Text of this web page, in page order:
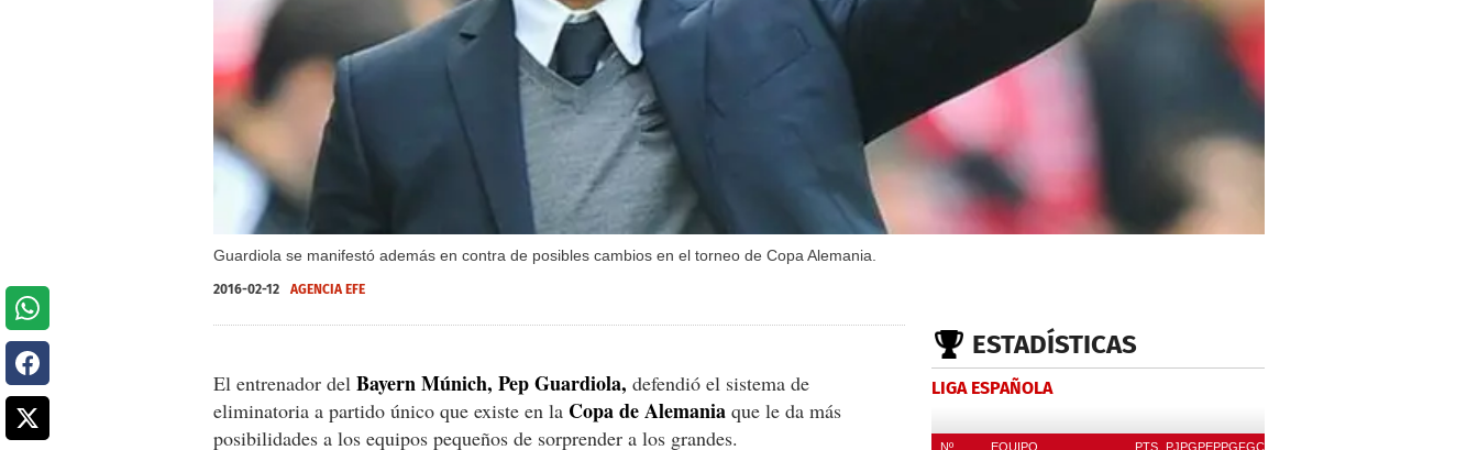
Guardiola se manifestó además en contra de posibles cambios en el torneo de Copa Alemania.
2016-02-12 AGENCIA EFE
El entrenador del Bayern Múnich, Pep Guardiola, defendió el sistema de
eliminatoria a partido único que existe en la Copa de Alemania que le da más
posibilidades a los equipos pequeños de sorprender a los grandes.
ESTADÍSTICAS
LIGA ESPAÑOLA